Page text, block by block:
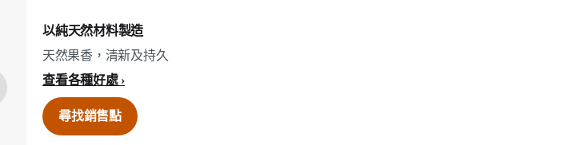
以純天然材料製造
天然果香，清新及持久
查看各種好處
尋找銷售點